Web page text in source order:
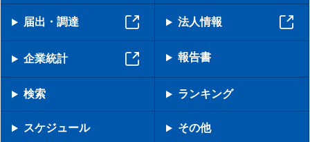
届出・調達 法人情報
企業統計 報告書
検索 ランキング
スケジュール その他